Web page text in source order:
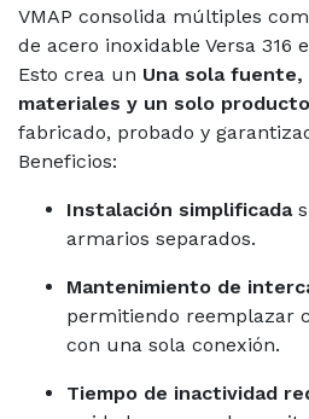
VMAP consolida múltiples
de acero inoxidable Versa 316
Esto crea un Una sola
materiales y un solo producto
fabricado, probado y
Beneficios:
Instalación simplificada
armarios separados.
Mantenimiento de
permitiendo reemplazar
con una sola conexión.
Tiempo de inactividad